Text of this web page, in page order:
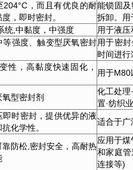
204°C，而且有优良的耐
，即时密封。
能锁固
拆卸。用
统,中黏度，中强度
用于液
等强度、触变型厌氧密封用于密
时间进行
性，高黏度快速固化，
用于M80
型密封剂
化工处理
置·纺织业
即时密封，提供优异的液
化学性。
适合于广
靠防松,密封安全，高耐热
应用于
和家庭
连接等)